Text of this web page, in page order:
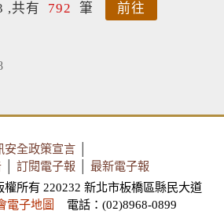
,共有 792 筆 前往
安全政策宣言
訂閱電子報
最新電子報
所有 220232 新北市板橋區縣民大道
電子地圖
電話：(02)8968-0899